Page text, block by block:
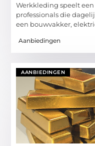
Werkkleding speelt
professionals die
een bouwvakker,
Aanbiedingen
AANBIEDINGEN